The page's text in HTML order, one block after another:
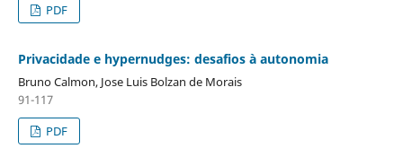
PDF
Privacidade e hypernudges: desafios à autonomia
Bruno Calmon, Jose Luis Bolzan de Morais
91-117
PDF